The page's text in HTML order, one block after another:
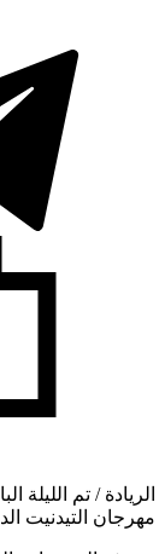
مهرجان التيدنيت